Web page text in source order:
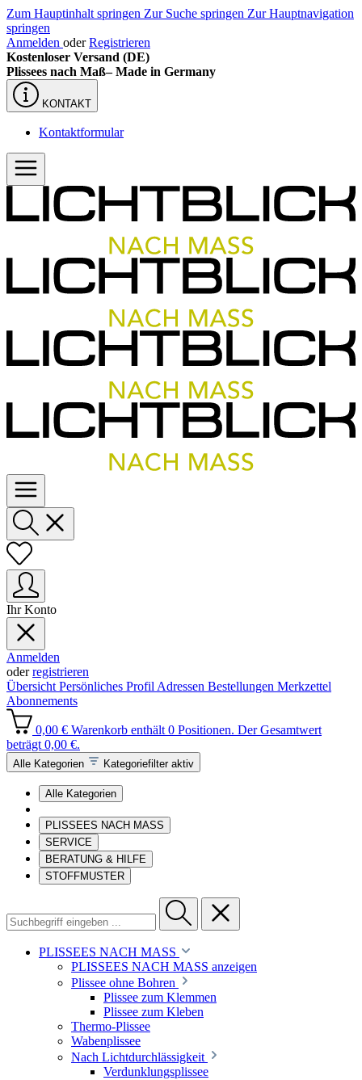
Zum Hauptinhalt springen Zur Suche springen Zur Hauptnavigation
springen
Anmelden oder Registrieren
Kostenloser Versand (DE)
Plissees nach Maß–Made in Germany
KONTAKT
Kontaktformular
Ihr Konto
Anmelden
oderregistrieren
Übersicht Persönliches Profil Adressen Bestellungen Merkzettel
Abonnements
0,00 € Warenkorb enthält 0 Positionen. Der Gesamtwert
beträgt 0,00 €.
Alle Kategorien Kategoriefilter aktiv
Alle Kategorien
PLISSEES NACH MASS
SERVICE
BERATUNG & HILFE
STOFFMUSTER
PLISSEES NACH MASS
PLISSEES NACH MASS anzeigen
Plissee ohne Bohren
Plissee zum Klemmen
Plissee zum Kleben
Thermo-Plissee
Wabenplissee
Nach Lichtdurchlässigkeit
Verdunklungsplissee